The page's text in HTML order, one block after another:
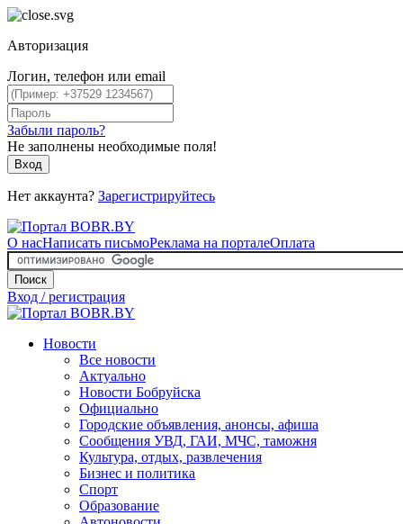
Авторизация
Логин, телефон или email
Забыли пароль?
Не заполнены необходимые поля!
Вход
Нет аккаунта? Зарегистрируйтесь
О насНаписать письмоРеклама на порталеОплата
Поиск
Вход / регистрация
Новости
Все новости
Актуально
Новости Бобруйска
Официально
Городские объявления, анонсы, афиша
Сообщения УВД, ГАИ, МЧС, таможня
Культура, отдых, развлечения
Бизнес и политика
Спорт
Образование